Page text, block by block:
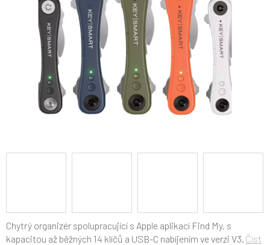
Chytrý organizér spolupracující s Apple aplikací Find My, s
kapacitou až běžných 14 klíčů a USB-C nabíjením ve verzi V3. Číst